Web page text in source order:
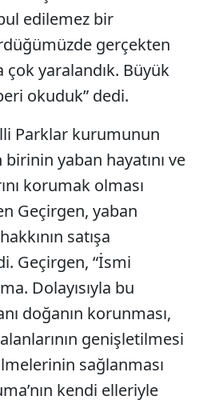
edilemez bir
gerçekten
yaralandık. Büyük
okuduk” dedi.
Parklar kurumunun
yaban hayatını ve
korumak olması
Geçirgen, yaban
satışa
Geçirgen, “İsmi
Dolayısıyla bu
doğanın korunması,
genişletilmesi
sağlanması
kendi elleriyle